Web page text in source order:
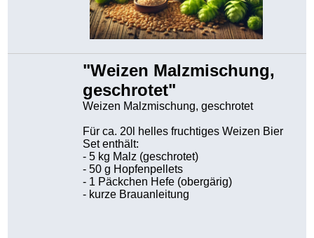
"Weizen Malzmischung,
geschrotet"
Weizen Malzmischung, geschrotet
Für ca. 20l helles fruchtiges Weizen Bier
Set enthält:
- 5 kg Malz (geschrotet)
- 50 g Hopfenpellets
- 1 Päckchen Hefe (obergärig)
- kurze Brauanleitung